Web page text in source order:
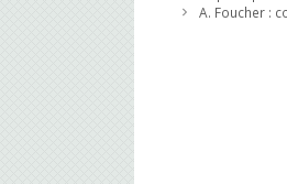
A. Foucher :